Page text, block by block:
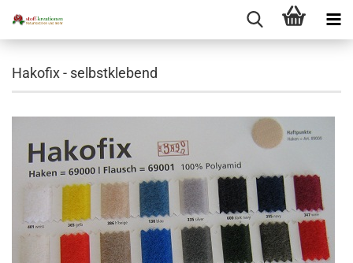
Hakofix - selbstklebend